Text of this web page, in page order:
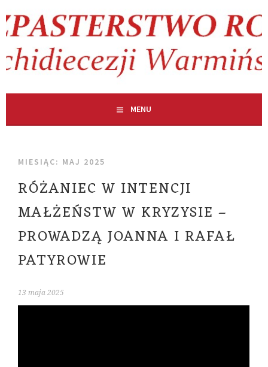
to
content
MENU
MIESIĄC: MAJ 2025
RÓŻANIEC W INTENCJI
MAŁŻEŃSTW W KRYZYSIE –
PROWADZĄ JOANNA I RAFAŁ
PATYROWIE
13 maja 2025